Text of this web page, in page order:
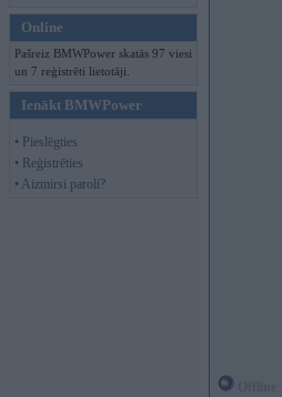
Online
Pašreiz BMWPower skatās 97 viesi
un 7 reģistrēti lietotāji.
Ienākt BMWPower
• Pieslēgties
• Reģistrēties
• Aizmirsi paroli?